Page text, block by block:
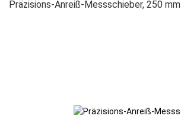
Präzisions-Anreiß-Messschieber, 250 mm